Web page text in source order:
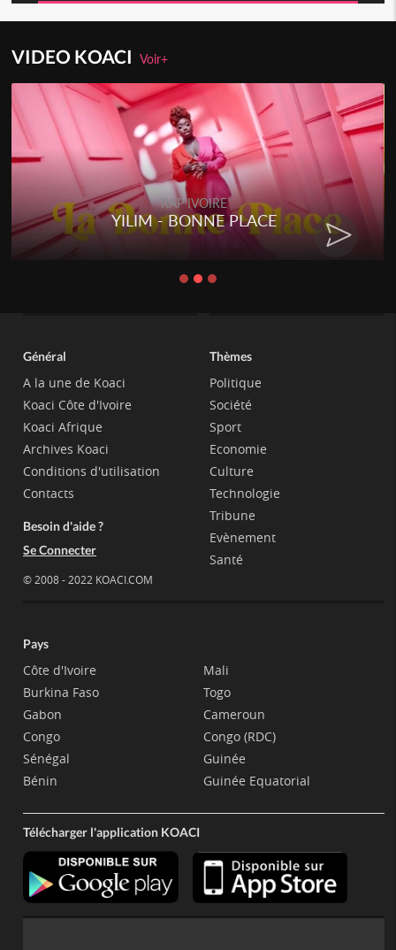
VIDEO KOACIVoir+
RAP IVOIRE
YILIM - BONNE PLACE
Général
A la une de Koaci
Koaci Côte d'Ivoire
Koaci Afrique
Archives Koaci
Conditions d'utilisation
Contacts
Besoin d'aide ?
Se Connecter
© 2008 - 2022 KOACI.COM
Thèmes
Politique
Société
Sport
Economie
Culture
Technologie
Tribune
Evènement
Santé
Pays
Côte d'Ivoire
Burkina Faso
Gabon
Congo
Sénégal
Bénin
Mali
Togo
Cameroun
Congo (RDC)
Guinée
Guinée Equatorial
Télécharger l'application KOACI